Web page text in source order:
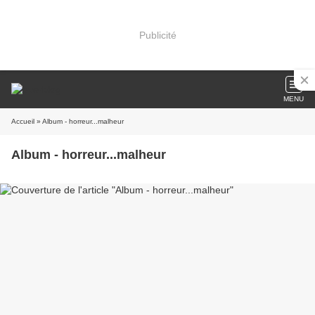
Publicité
MENU
Accueil » Album - horreur...malheur
Album - horreur...malheur